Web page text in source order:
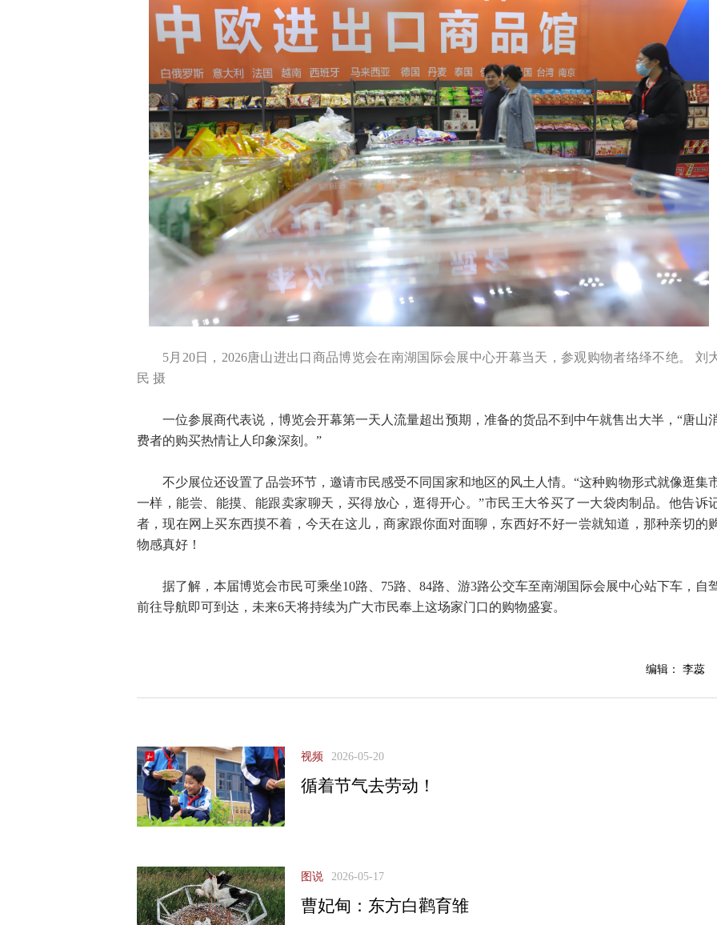
5月20日，2026唐山进出口商品博览会在南湖国际会展中心开幕当天，参观购物者络绎不绝。 刘
民 摄
一位参展商代表说，博览会开幕第一天人流量超出预期，准备的货品不到中午就售出大半，“唐山
费者的购买热情让人印象深刻。”
不少展位还设置了品尝环节，邀请市民感受不同国家和地区的风土人情。“这种购物形式就像逛集
一样，能尝、能摸、能跟卖家聊天，买得放心，逛得开心。”市民王大爷买了一大袋肉制品。他告诉
者，现在网上买东西摸不着，今天在这儿，商家跟你面对面聊，东西好不好一尝就知道，那种亲切的
物感真好！
据了解，本届博览会市民可乘坐10路、75路、84路、游3路公交车至南湖国际会展中心站下车，自
前往导航即可到达，未来6天将持续为广大市民奉上这场家门口的购物盛宴。
编辑： 李蕊
视频 2026-05-20
循着节气去劳动！
图说 2026-05-17
曹妃甸：东方白鹳育雏